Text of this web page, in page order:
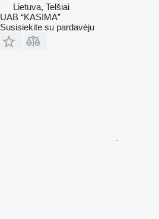
Lietuva, Telšiai
UAB “KASIMA”
Susisiekite su pardavėju